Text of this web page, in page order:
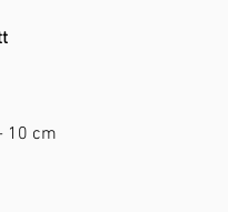
10 cm